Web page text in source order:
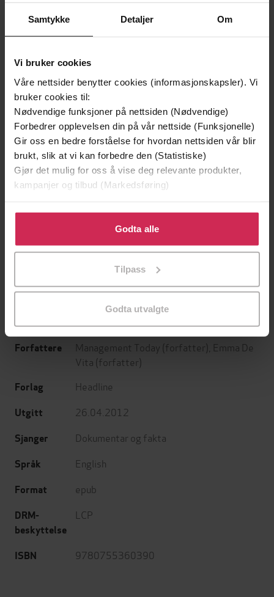
Samtykke Detaljer Om
Vi bruker cookies
Våre nettsider benytter cookies (informasjonskapsler). Vi
bruker cookies til:
Nødvendige funksjoner på nettsiden (Nødvendige)
Forbedrer opplevelsen din på vår nettside (Funksjonelle)
Gir oss en bedre forståelse for hvordan nettsiden vår blir
brukt, slik at vi kan forbedre den (Statistiske)
Gjør det mulig for oss å vise deg relevante produkter,
kampanjer og tilbud (Markedsføring)
Klikk på «Godta alle» for å gi oss ditt samtykke til å
bruke cookies for alle disse formålene. Du kan også
tilpasse ditt samtykke til spesifikke formål ved å klikke
Godta alle
Tilpass
Godta utvalgte
Premium
Vinner av Rivertonprisen
129,-
EBOK
Premium
Første gang på tilbud
129,-
EBOK
Undertittel
Forfattere Management Today (forfatter), Emma De
Vita (forfatter)
Forlag Headline
Utgitt 26.04.2012
Sjanger Dokumentar og fakta
Språk English
Format epub
DRM-
beskyttelse
LCP
ISBN 9780755360390